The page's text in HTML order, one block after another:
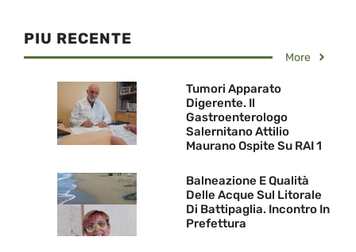
PIU RECENTE
More
Tumori Apparato
Digerente. Il
Gastroenterologo
Salernitano Attilio
Maurano Ospite Su RAI 1
Balneazione E Qualità
Delle Acque Sul Litorale
Di Battipaglia. Incontro In
Prefettura